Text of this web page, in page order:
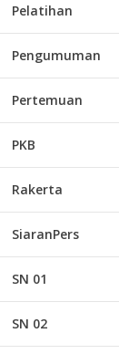
Pelatihan
Pengumuman
Pertemuan
PKB
Rakerta
SiaranPers
SN 01
SN 02